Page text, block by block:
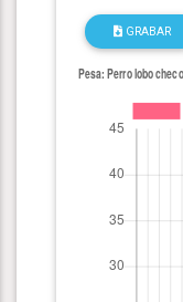
GRABAR